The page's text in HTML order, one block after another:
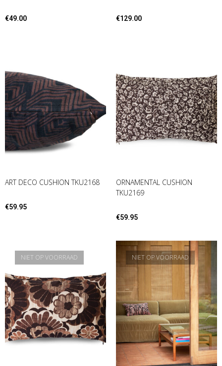
€49.00 €129.00
ART DECO CUSHION TKU2168
€59.95
ORNAMENTAL CUSHION
TKU2169
€59.95
NIET OP VOORRAAD NIET OP VOORRAAD